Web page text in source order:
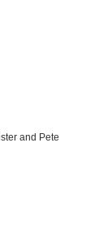
and Pete